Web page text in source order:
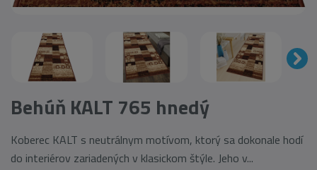
Behúň KALT 765 hnedý
Koberec KALT s neutrálnym motívom, ktorý sa dokonale hodí
do interiérov zariadených v klasickom štýle. Jeho v...